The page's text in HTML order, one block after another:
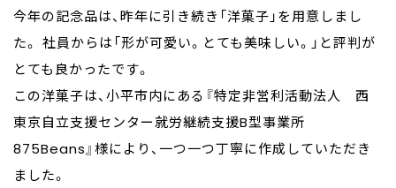
今年の記念品は、昨年に引き続き「洋菓子」を用意しまし
た。 社員からは「形が可愛い。とても美味しい。」と評判が
とても良かったです。
この洋菓子は、小平市内にある『特定非営利活動法人 西
東京自立支援センター就労継続支援B型事業所
875Beans』様により、一つ一つ丁寧に作成していただき
ました。